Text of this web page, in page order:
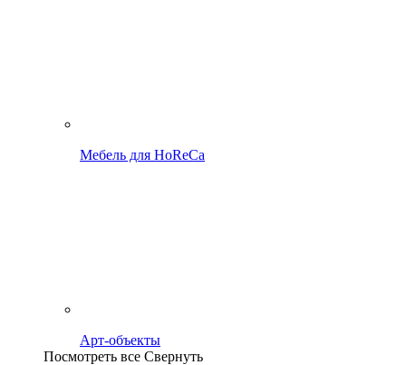
Мебель для HoReCa
Арт-объекты
Посмотреть все Свернуть